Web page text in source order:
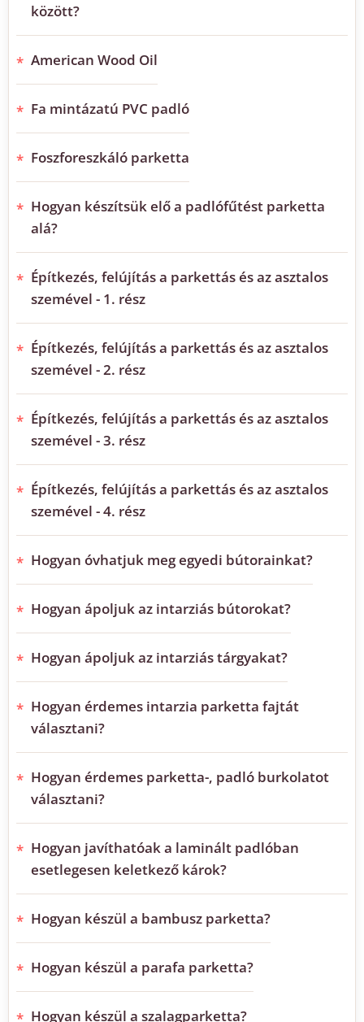
között?
American Wood Oil
Fa mintázatú PVC padló
Foszforeszkáló parketta
Hogyan készítsük elő a padlófűtést parketta
alá?
Építkezés, felújítás a parkettás és az asztalos
szemével - 1. rész
Építkezés, felújítás a parkettás és az asztalos
szemével - 2. rész
Építkezés, felújítás a parkettás és az asztalos
szemével - 3. rész
Építkezés, felújítás a parkettás és az asztalos
szemével - 4. rész
Hogyan óvhatjuk meg egyedi bútorainkat?
Hogyan ápoljuk az intarziás bútorokat?
Hogyan ápoljuk az intarziás tárgyakat?
Hogyan érdemes intarzia parketta fajtát
választani?
Hogyan érdemes parketta-, padló burkolatot
választani?
Hogyan javíthatóak a laminált padlóban
esetlegesen keletkező károk?
Hogyan készül a bambusz parketta?
Hogyan készül a parafa parketta?
Hogyan készül a szalagparketta?